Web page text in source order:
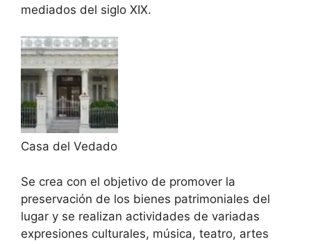
mediados del siglo XIX.
Casa del Vedado
Se crea con el objetivo de promover la
preservación de los bienes patrimoniales del
lugar y se realizan actividades de variadas
expresiones culturales, música, teatro, artes